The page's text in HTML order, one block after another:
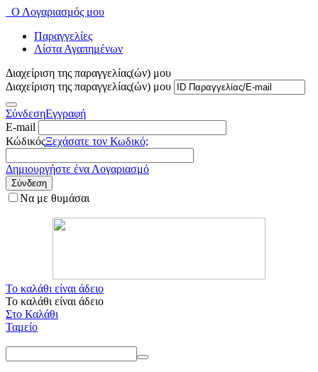
Ο Λογαριασμός μου
Παραγγελίες
Λίστα Αγαπημένων
Διαχείριση της παραγγελίας(ών) μου
Διαχείριση της παραγγελίας(ών) μου
ΣύνδεσηΕγγραφή
E-mail
ΚώδικόςΞεχάσατε τον Κωδικό;
Δημιουργήστε ένα Λογαριασμό
Σύνδεση
Να με θυμάσαι
Το καλάθι είναι άδειο
Το καλάθι είναι άδειο
Στο Καλάθι
Ταμείο